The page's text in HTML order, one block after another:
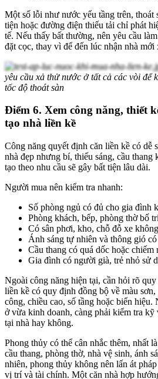
Một số lỗi như nước yếu tầng trên, thoát
tiện hoặc đường điện thiếu tải chỉ phát
tế. Nếu thấy bất thường, nên yêu cầu
đặt cọc, thay vì để đến lúc nhận nhà mới
yêu cầu xả thử nước ở tất cả các vòi để
tốc độ thoát sàn
Điểm 6. Xem công năng, thiết
tạo nhà liền kề
Công năng quyết định căn liền kề có dễ
nhà đẹp nhưng bí, thiếu sáng, cầu
tạo theo nhu cầu sẽ gây bất tiện lâu dài.
Người mua nên kiểm tra nhanh:
Số phòng ngủ có đủ cho gia đình
Phòng khách, bếp, phòng thờ bố
Có sân phơi, kho, chỗ đỗ xe
Ánh sáng tự nhiên và thông gió
Cầu thang có quá dốc hoặc
Gia đình có người già, trẻ nhỏ sử
Ngoài công năng hiện tại, cần hỏi rõ
liền kề có quy định đồng bộ về màu sơn,
công, chiều cao, số tầng hoặc biển
ở vừa kinh doanh, càng phải kiểm tra
tại nhà hay không.
Phong thủy có thể cân nhắc thêm, nhất
cầu thang, phòng thờ, nhà vệ sinh, ánh
nhiên, phong thủy không nên lấn át
vị trí và tài chính. Một căn nhà hợp